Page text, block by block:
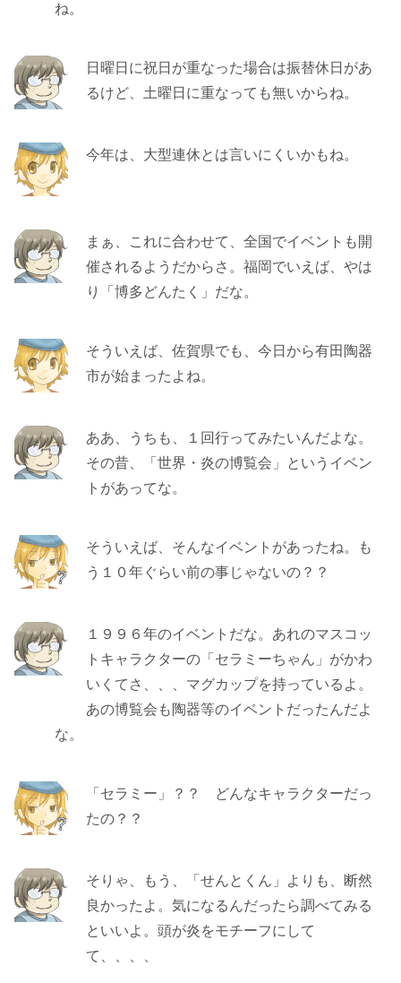
ね。
日曜日に祝日が重なった場合は振替休日があ
るけど、土曜日に重なっても無いからね。
今年は、大型連休とは言いにくいかもね。
まぁ、これに合わせて、全国でイベントも開
催されるようだからさ。福岡でいえば、やは
り「博多どんたく」だな。
そういえば、佐賀県でも、今日から有田陶器
市が始まったよね。
ああ、うちも、１回行ってみたいんだよな。
その昔、「世界・炎の博覧会」というイベン
トがあってな。
そういえば、そんなイベントがあったね。も
う１０年ぐらい前の事じゃないの？？
１９９６年のイベントだな。あれのマスコッ
トキャラクターの「セラミーちゃん」がかわ
いくてさ、、、マグカップを持っているよ。
あの博覧会も陶器等のイベントだったんだよ
な。
「セラミー」？？ どんなキャラクターだっ
たの？？
そりゃ、もう、「せんとくん」よりも、断然
良かったよ。気になるんだったら調べてみる
といいよ。頭が炎をモチーフにして
て、、、、